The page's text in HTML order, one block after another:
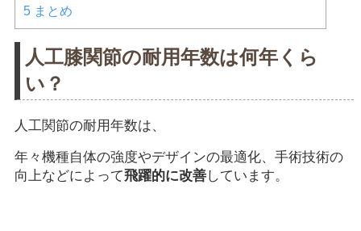
5まとめ
人工膝関節の耐用年数は何年くら
い？
人工関節の耐用年数は、
年々機種自体の強度やデザインの最適化、手術技術の
向上などによって飛躍的に改善しています。